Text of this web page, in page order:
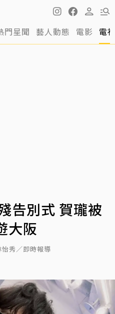
門星聞 藝人動態 電影 電
告別式 賀瓏被
大阪
秀／即時報導